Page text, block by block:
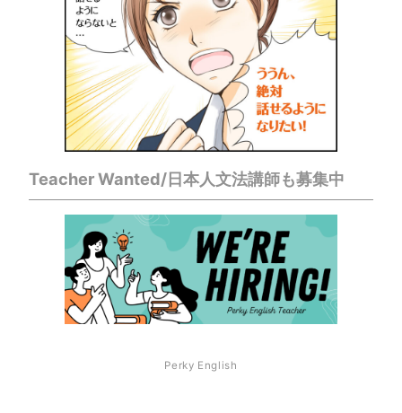
Teacher Wanted/日本人文法講師も募集中
Perky English